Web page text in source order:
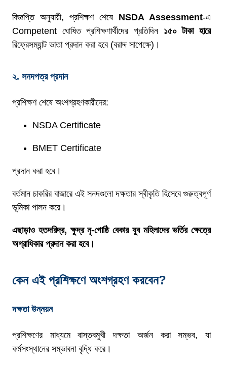
বিজ্ঞপ্তি অনুযায়ী, প্রশিক্ষণ শেষে NSDA Assessment-এ
Competent ঘোষিত প্রশিক্ষণার্থীদের প্রতিদিন ১৫০ টাকা হারে
রিফ্রেসম্যান্ট ভাতা প্রদান করা হবে (বরাদ্দ সাপেক্ষে)।
২. সনদপত্র প্রদান
প্রশিক্ষণ শেষে অংশগ্রহণকারীদের:
NSDA Certificate
BMET Certificate
প্রদান করা হবে।
বর্তমান চাকরির বাজারে এই সনদগুলো দক্ষতার স্বীকৃতি হিসেবে গুরুত্বপূর্ণ
ভূমিকা পালন করে।
এছাড়াও হতদরিদ্র, ক্ষুদ্র নৃ-গোষ্ঠি বেকার যুব মহিলাদের ভর্তির ক্ষেত্রে
অগ্রাধিকার প্রদান করা হবে।
কেন এই প্রশিক্ষণে অংশগ্রহণ করবেন?
দক্ষতা উন্নয়ন
প্রশিক্ষণের মাধ্যমে বাস্তবমুখী দক্ষতা অর্জন করা সম্ভব, যা
কর্মসংস্থানের সম্ভাবনা বৃদ্ধি করে।